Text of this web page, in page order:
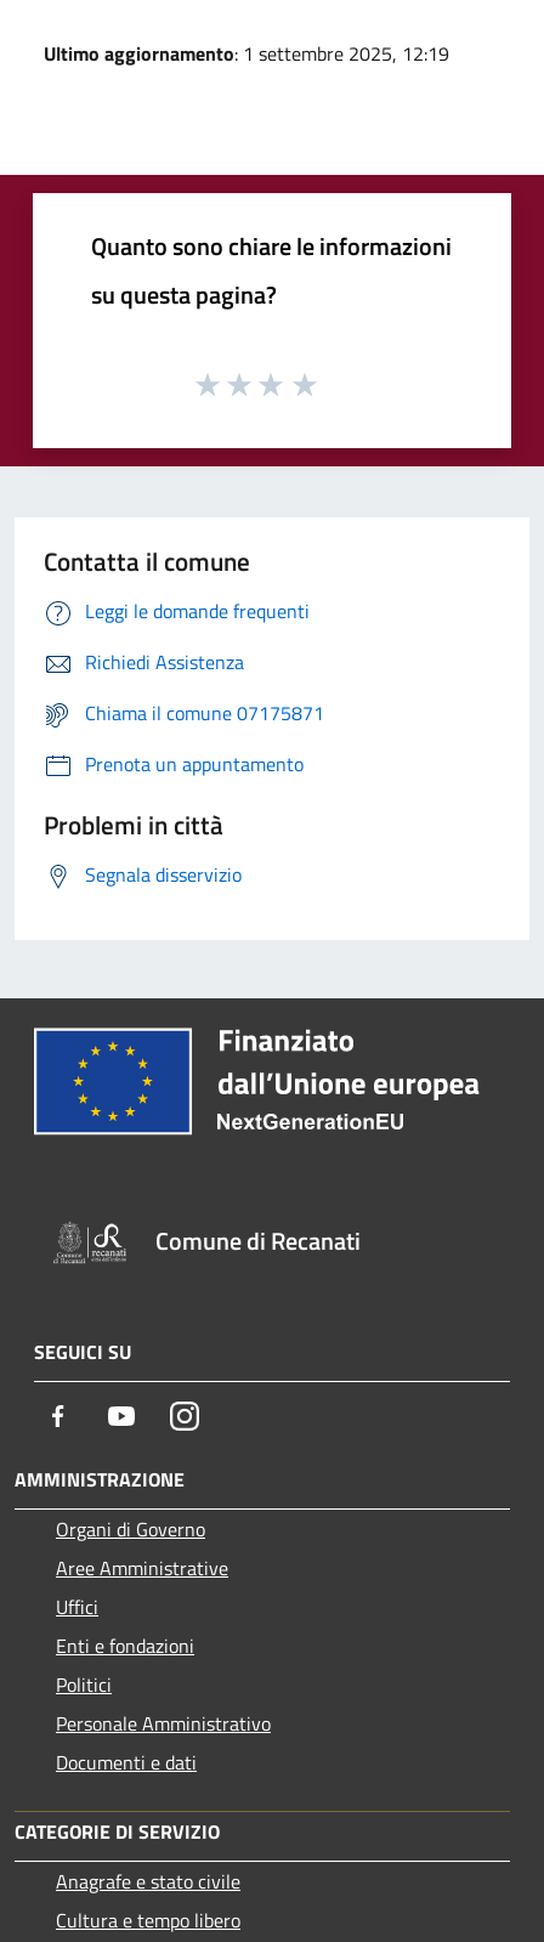
Ultimo aggiornamento: 1 settembre 2025, 12:19
Quanto sono chiare le informazioni
su questa pagina?
Contatta il comune
Leggi le domande frequenti
Richiedi Assistenza
Chiama il comune 07175871
Prenota un appuntamento
Problemi in città
Segnala disservizio
Comune di Recanati
SEGUICI SU
Facebook YoutubeInstagram
AMMINISTRAZIONE
Organi di Governo
Aree Amministrative
Uffici
Enti e fondazioni
Politici
Personale Amministrativo
Documenti e dati
CATEGORIE DI SERVIZIO
Anagrafe e stato civile
Cultura e tempo libero